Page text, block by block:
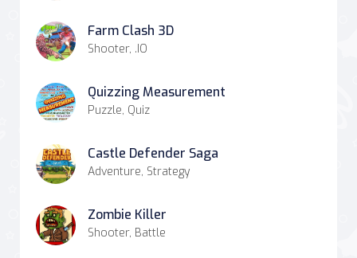
Farm Clash 3D
Shooter, .IO
Quizzing Measurement
Puzzle, Quiz
Castle Defender Saga
Adventure, Strategy
Zombie Killer
Shooter, Battle